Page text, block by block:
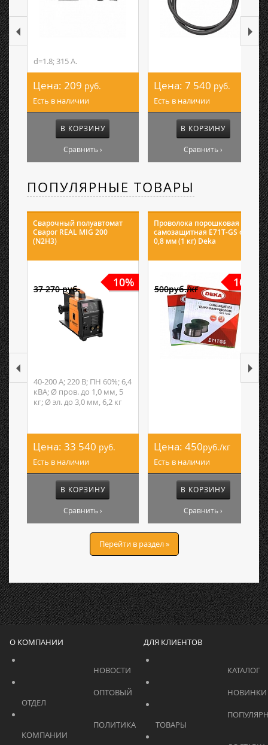
d=1.8; 315 А.
Цена: 209 руб.
Есть в наличии
В КОРЗИНУ
Сравнить ›
Цена: 7 540 руб.
Есть в наличии
В КОРЗИНУ
Сравнить ›
ПОПУЛЯРНЫЕ ТОВАРЫ
Сварочный полуавтомат
Сварог REAL MIG 200
(N2H3)
10%
37 270 руб.
40-200 А; 220 В; ПН 60%; 6,4
кВА; Ø пров. до 1,0 мм, 5
кг; Ø эл. до 3,0 мм, 6,2 кг
Цена: 33 540 руб.
Есть в наличии
В КОРЗИНУ
Сравнить ›
Проволока порошковая
самозащитная E71T-GS ф
0,8 мм (1 кг) Deka
10%
500руб./кг
Цена: 450руб./кг
Есть в наличии
В КОРЗИНУ
Сравнить ›
Перейти в раздел »
О КОМПАНИИ ДЛЯ КЛИЕНТОВ